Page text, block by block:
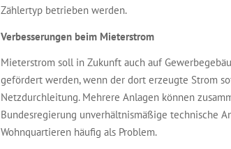
Zählertyp betrieben werden.
Verbesserungen beim Mieterstrom
Mieterstrom soll in Zukunft auch auf
gefördert werden, wenn der dort erzeugte Strom
Netzdurchleitung. Mehrere Anlagen können
Bundesregierung unverhältnismäßige technische
Wohnquartieren häufig als Problem.